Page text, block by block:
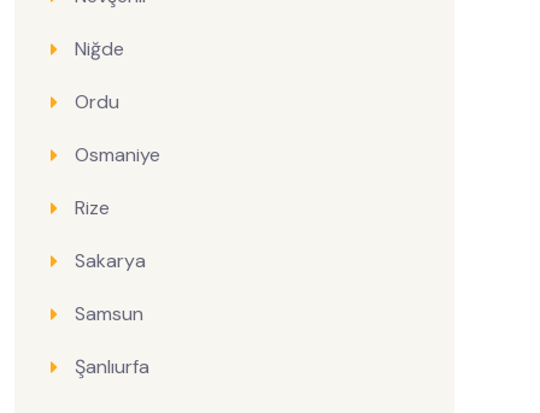
Niğde
Ordu
Osmaniye
Rize
Sakarya
Samsun
Şanlıurfa